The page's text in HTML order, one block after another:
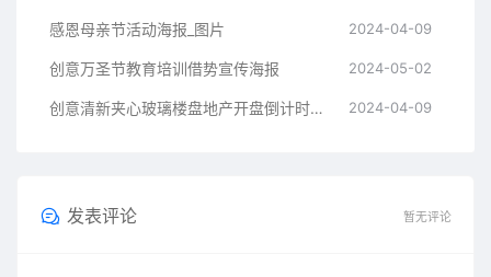
感恩母亲节活动海报_图片 2024-04-09
创意万圣节教育培训借势宣传海报 2024-05-02
创意清新夹心玻璃楼盘地产开盘倒计时海报 2024-04-09
发表评论 暂无评论